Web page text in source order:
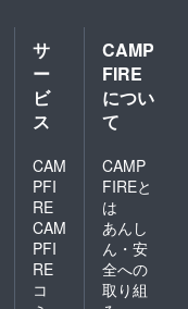
ださ
い。 文
章自体
の変更
をご希
望の場
合も、
第で受
付いた
しま
す。 ※
備考欄
に ・お
名前の
記載
要/不要
サ
ー
ビ
ス
CAM
PFI
RE
CAM
PFI
RE
コ
CAMP
FIRE
につい
て
CAMP
FIREと
は
あんし
ん・安
全への
取り組